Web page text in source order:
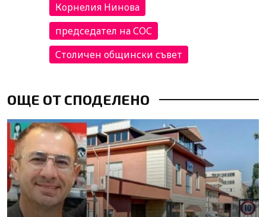
Корнелия Нинова
председател на СОС
Столичен общински съвет
ОЩЕ ОТ СПОДЕЛЕНО